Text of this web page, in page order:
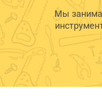
Мы